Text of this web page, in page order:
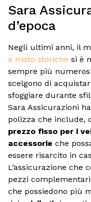
Sara
d’epoca
Negli ultimi anni, il
e moto storiche si è
sempre più
scelgono di
sfoggiare durante
Sara Assicurazioni
polizza che include,
prezzo fisso per i
accessorie che
essere risarcito in
L’assicurazione che
pezzi
che possiedono più